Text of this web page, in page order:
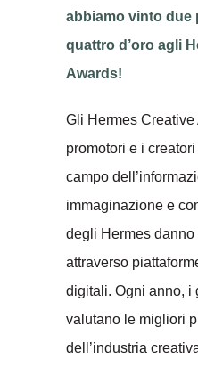
abbiamo vinto due
quattro d’oro agli
Awards!
Gli Hermes
promotori e i
campo
immaginazione e
degli Hermes
attraverso
digitali. Ogni anno, i
valutano le migliori
dell’industria